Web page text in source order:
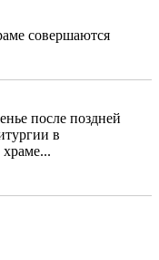
совершаются
после поздней
в